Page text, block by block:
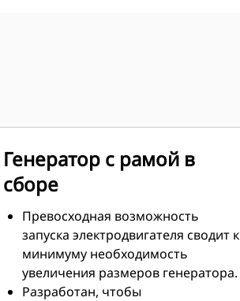
Генератор с рамой в
сборе
Превосходная возможность
запуска электродвигателя сводит к
минимуму необходимость
увеличения размеров генератора.
Разработан, чтобы